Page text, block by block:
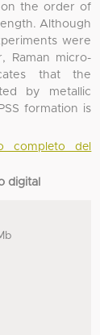
the order of
Although
were
Raman micro-
that the
by metallic
formation is
completo del
digital